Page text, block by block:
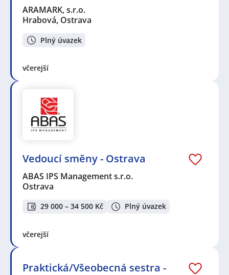
ARAMARK, s.r.o.
Hrabová, Ostrava
Plný úvazek
včerejší
Vedoucí směny - Ostrava
ABAS IPS Management s.r.o.
Ostrava
29 000 – 34 500 Kč Plný úvazek
včerejší
Praktická/Všeobecná sestra -